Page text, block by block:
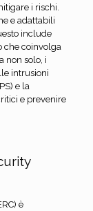
i rischi.
e adattabili
include
che coinvolga
non solo, i
intrusioni
e la
e prevenire
è